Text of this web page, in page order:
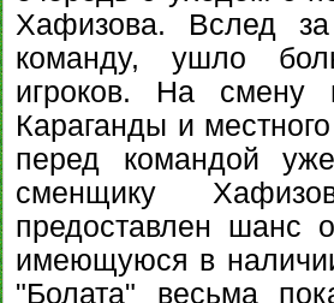
Хафизова. Вслед за
команду, ушло
игроков. На смену
Караганды и
перед командой
сменщику
предоставлен шанс
имеющуюся в
"Болата" весьма